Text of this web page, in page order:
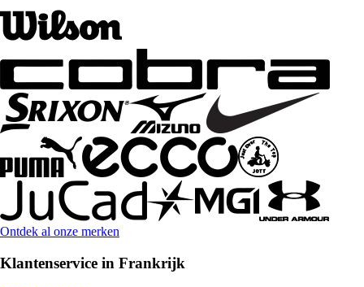
Ontdek al onze merken
Klantenservice in Frankrijk